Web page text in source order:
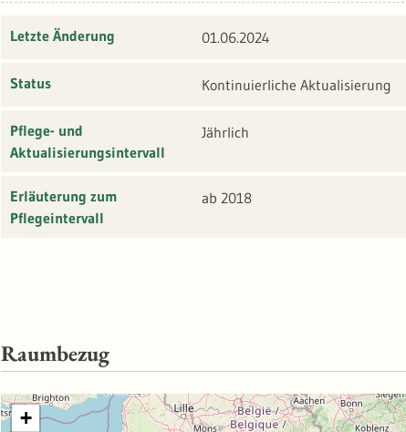
Letzte Änderung 01.06.2024
Status Kontinuierliche Aktualisierung
Pflege- und
Aktualisierungsintervall
Jährlich
Erläuterung zum
Pflegeintervall
ab 2018
Raumbezug
+